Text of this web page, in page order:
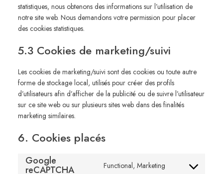
statistiques, nous obtenons des informations sur l’utilisation de
notre site web. Nous demandons votre permission pour placer
des cookies statistiques.
5.3 Cookies de marketing/suivi
Les cookies de marketing/suivi sont des cookies ou toute autre
forme de stockage local, utilisés pour créer des profils
d’utilisateurs afin d’afficher de la publicité ou de suivre l’utilisateur
sur ce site web ou sur plusieurs sites web dans des finalités
marketing similaires.
6. Cookies placés
Google
reCAPTCHA Functional, Marketing Consent